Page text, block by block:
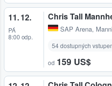
11. 12.
PÁ
8:00 odp.
Chris Tall
SAP Arena,
54 dostupných
od 159 US$